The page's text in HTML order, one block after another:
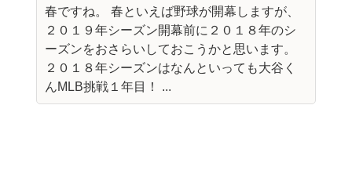
春ですね。 春といえば野球が開幕しますが、
２０１９年シーズン開幕前に２０１８年のシ
ーズンをおさらいしておこうかと思います。
２０１８年シーズンはなんといっても大谷く
んMLB挑戦１年目！ ...